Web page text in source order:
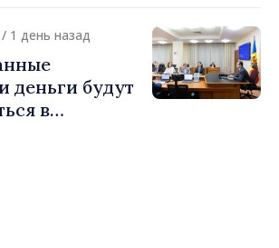
и
Ферн
/ 1 день назад
деньги будут
в